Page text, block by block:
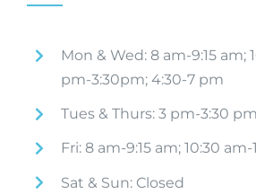
Mon & Wed: 8 am-9:15 am;
pm-3:30pm; 4:30-7 pm
Tues & Thurs: 3 pm-3:30
Fri: 8 am-9:15 am; 10:30 am-
Sat & Sun: Closed